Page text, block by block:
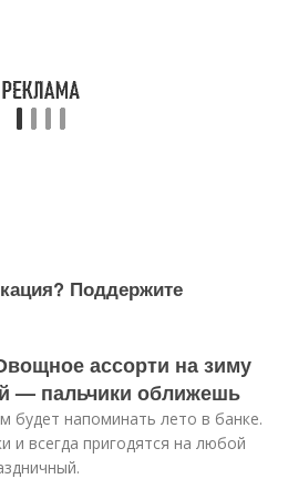
Поддержите
ассорти на зиму
— пальчики оближешь
будет напоминать лето в банке.
и всегда пригодятся на любой